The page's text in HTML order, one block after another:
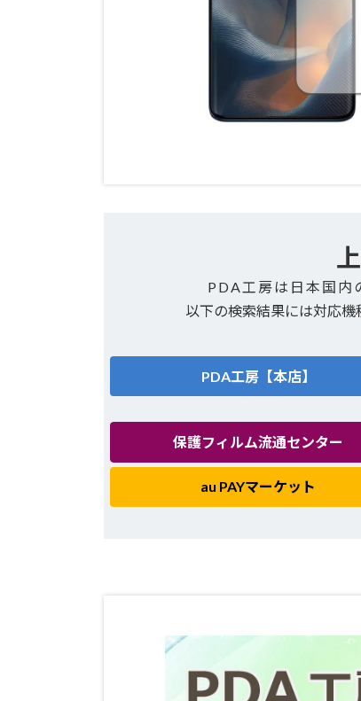
PDA工房は日本国内
以下の検索結果には対応機
PDA工房【本店】
保護フィルム流通センター
au PAYマーケット